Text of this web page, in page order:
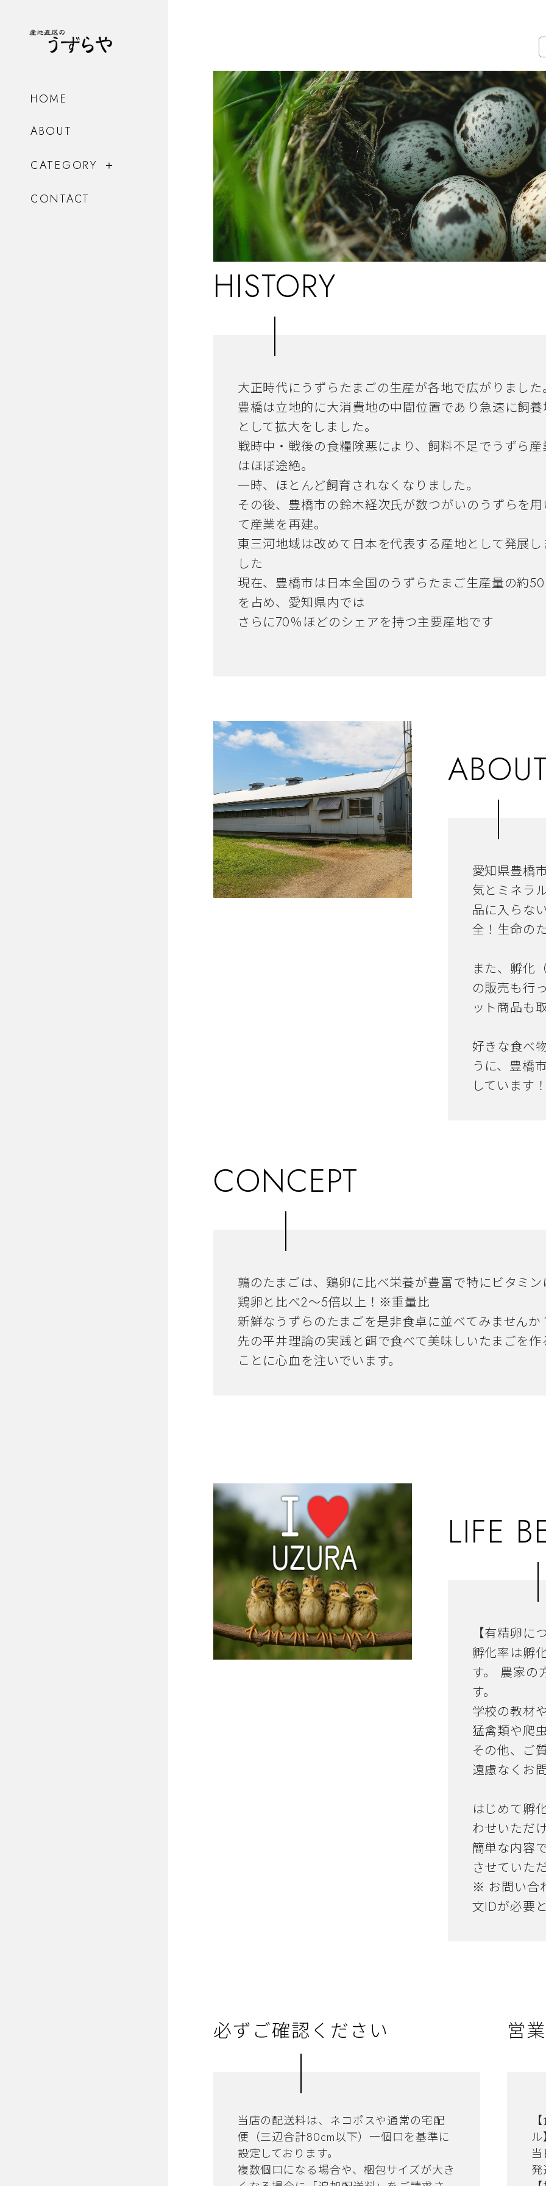
HOME
ABOUT
CATEGORY
CONTACT
HISTORY
大正時代にうずらたまごの生産が各地で広がりました
豊橋は立地的に大消費地の中間位置であり急速に飼
として拡大をしました。
戦時中・戦後の食糧険悪により、飼料不足でうずら産
はほぼ途絶。
一時、ほとんど飼育されなくなりました。
その後、豊橋市の鈴木経次氏が数つがいのうずらを
て産業を再建。
東三河地域は改めて日本を代表する産地として発展し
した
現在、豊橋市は日本全国のうずらたまご生産量の約
を占め、愛知県内では
さらに70％ほどのシェアを持つ主要産地です
愛知県豊橋
気とミネラ
品に入らな
全！生命の
また、孵化
の販売も行
ット商品も
好きな食べ
うに、豊橋
CONCEPT
鶉のたまごは、鶏卵に比べ栄養が豊富で特にビタミン
鶏卵と比べ2～5倍以上！※重量比
新鮮なうずらのたまごを是非食卓に並べてみませんか
先の平井理論の実践と餌で食べて美味しいたまごを作
LIFE
【有精卵に
孵化率は孵
す。 農家の
す。
学校の教材
猛禽類や爬
その他、ご
遠慮なくお
はじめて孵
わせいただ
簡単な内容
させていた
※ お問い合
必ずご確認ください
当店の配送料は、ネコポスや通常の宅配
便（三辺合計80cm以下）一個口を基準に
設定しております。
複数個口になる場合や、梱包サイズが大き
営